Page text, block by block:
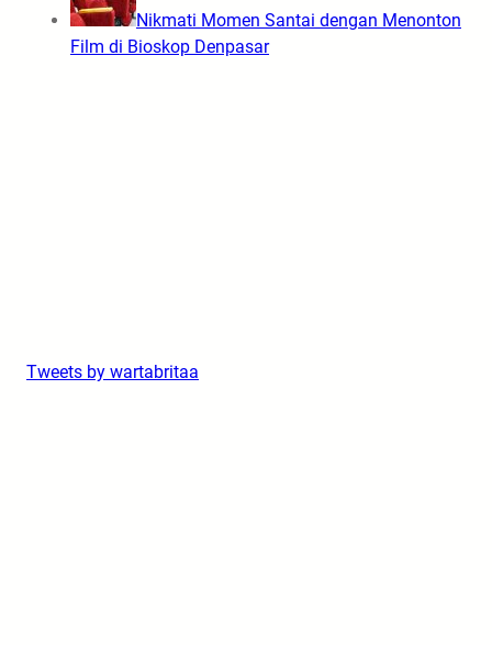
Nikmati Momen Santai dengan Menonton
Film di Bioskop Denpasar
Tweets by wartabritaa